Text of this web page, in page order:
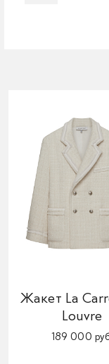
Жакет La
Louvre
189 000